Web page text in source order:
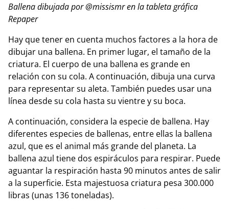
Ballena dibujada por @missismr en la tableta gráfica
Repaper
Hay que tener en cuenta muchos factores a la hora de
dibujar una ballena. En primer lugar, el tamaño de la
criatura. El cuerpo de una ballena es grande en
relación con su cola. A continuación, dibuja una curva
para representar su aleta. También puedes usar una
línea desde su cola hasta su vientre y su boca.
A continuación, considera la especie de ballena. Hay
diferentes especies de ballenas, entre ellas la ballena
azul, que es el animal más grande del planeta. La
ballena azul tiene dos espiráculos para respirar. Puede
aguantar la respiración hasta 90 minutos antes de salir
a la superficie. Esta majestuosa criatura pesa 300.000
libras (unas 136 toneladas).